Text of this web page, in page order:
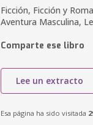
Ficción, Ficción y
Aventura Masculina,
Comparte ese libro
Lee un extracto
Esa página ha sido visitada